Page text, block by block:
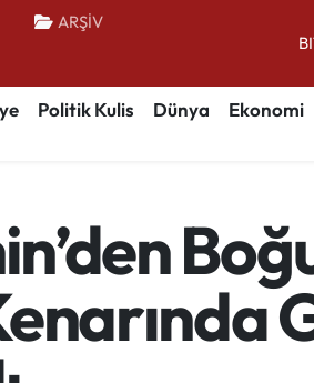
ARŞİV
Politik Kulis Dünya Ekonomi